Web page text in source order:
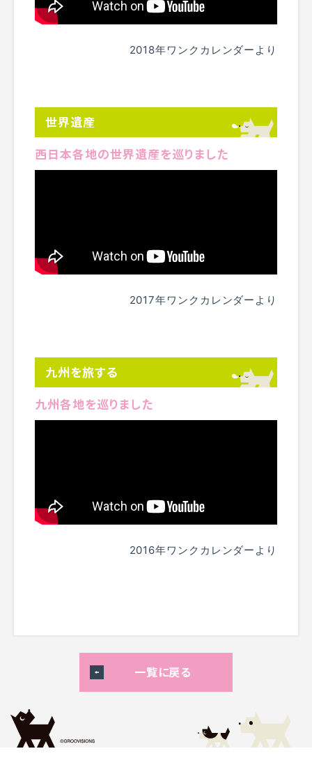
2018年ワンクカレンダーより
世界遺産
西日本各地の世界遺産を巡りました
2017年ワンクカレンダーより
九州を旅する
九州各地を巡りました
2016年ワンクカレンダーより
一覧に戻る